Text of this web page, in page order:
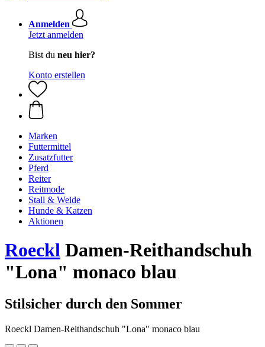
Anmelden
Jetzt anmelden
Bist du neu hier?
Konto erstellen
Marken
Futtermittel
Zusatzfutter
Pferd
Reiter
Reitmode
Stall & Weide
Hunde & Katzen
Aktionen
Roeckl Damen-Reithandschuh
"Lona" monaco blau
Stilsicher durch den Sommer
Roeckl Damen-Reithandschuh "Lona" monaco blau